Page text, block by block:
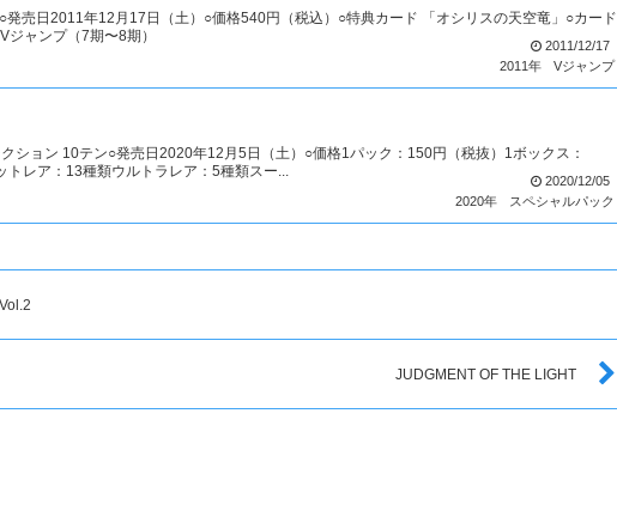
売日2011年12月17日（土）○価格540円（税込）○特典カード 「オシリスの天空竜」○カード
ャンプ（7期〜8期）
2011/12/17
2011年
Vジャンプ
ション 10テン○発売日2020年12月5日（土）○価格1パック：150円（税抜）1ボックス：
レア：13種類ウルトラレア：5種類スー...
2020/12/05
2020年
スペシャルパック
JUDGMENT OF THE LIGHT